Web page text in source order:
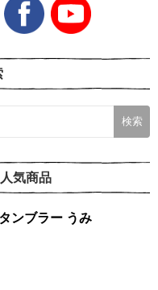
気商品
ノラネコぐんだん タンブラー うみ